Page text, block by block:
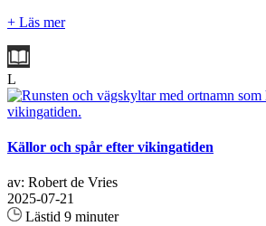
+ Läs mer
L
Källor och spår efter vikingatiden
av: Robert de Vries
2025-07-21
Lästid 9 minuter